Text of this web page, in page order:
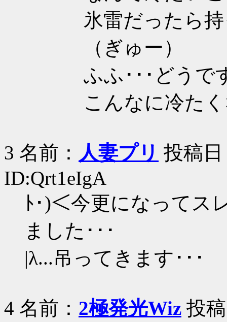
氷雷だったら持
（ぎゅー）
ふふ･･･どうです
こんなに冷たく
3 名前： 人妻プリ 投稿日
ID:Qrt1eIgA
ﾄ･)＜今更になってス
ました･･･
|λ...吊ってきます･･･
4 名前： 2極発光Wiz 投